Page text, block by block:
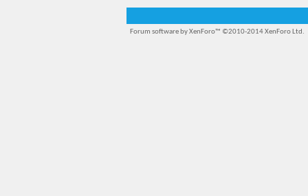
Forum software by XenForo™ ©2010-2014 XenForo Ltd.